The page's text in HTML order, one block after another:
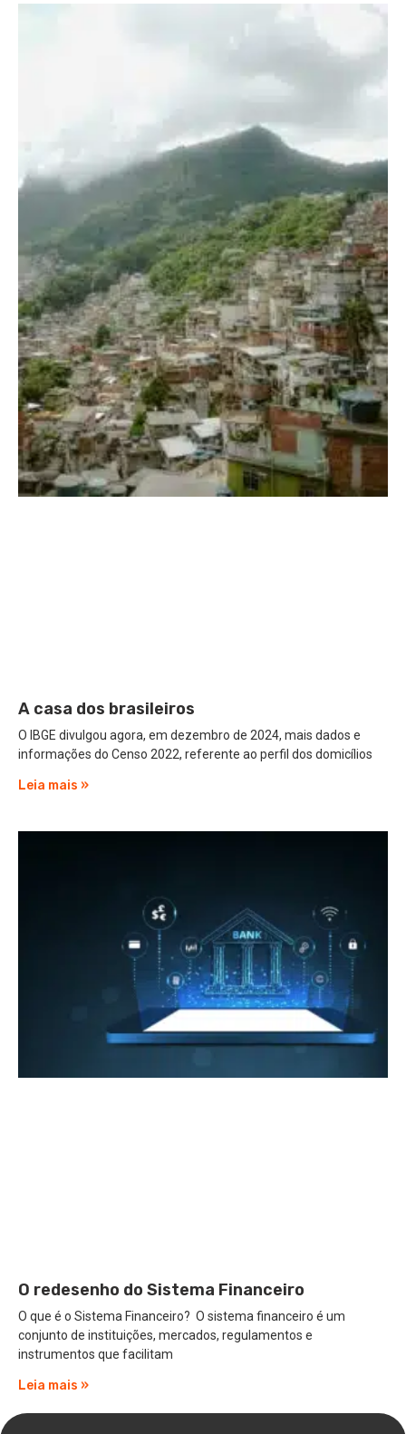
A casa dos brasileiros
O IBGE divulgou agora, em dezembro de 2024, mais dados e
informações do Censo 2022, referente ao perfil dos domicílios
Leia mais »
O redesenho do Sistema Financeiro
O que é o Sistema Financeiro? O sistema financeiro é um
conjunto de instituições, mercados, regulamentos e
instrumentos que facilitam
Leia mais »